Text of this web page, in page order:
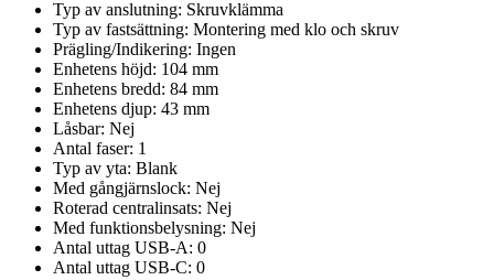
Typ av anslutning: Skruvklämma
Typ av fastsättning: Montering med klo och skruv
Prägling/Indikering: Ingen
Enhetens höjd: 104 mm
Enhetens bredd: 84 mm
Enhetens djup: 43 mm
Låsbar: Nej
Antal faser: 1
Typ av yta: Blank
Med gångjärnslock: Nej
Roterad centralinsats: Nej
Med funktionsbelysning: Nej
Antal uttag USB-A: 0
Antal uttag USB-C: 0